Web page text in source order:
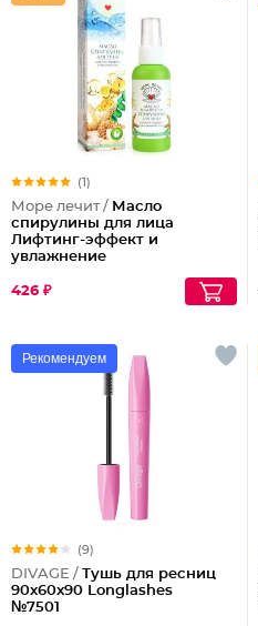
(1)
Море лечит / Масло
спирулины для лица
Лифтинг-эффект и
увлажнение
426 ₽
Рекомендуем
(9)
DIVAGE / Тушь для ресниц
90x60x90 Longlashes
№7501